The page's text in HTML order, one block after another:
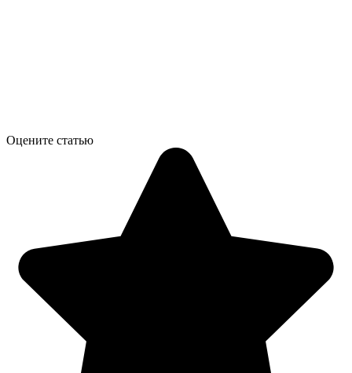
Оцените статью